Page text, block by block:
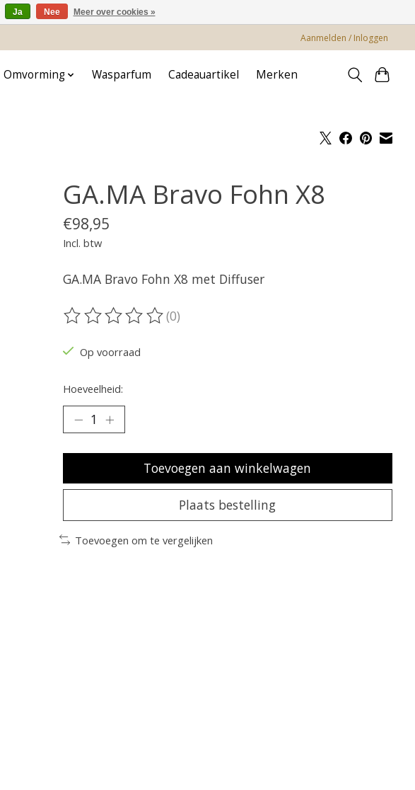
Aanmelden / Inloggen
Omvorming Wasparfum Cadeauartikel Merken
GA.MA Bravo Fohn X8
€98,95
Incl. btw
GA.MA Bravo Fohn X8 met Diffuser
De beoordeling van dit product is
(0)
Op voorraad
Hoeveelheid:
Toevoegen aan winkelwagen
Plaats bestelling
Toevoegen om te vergelijken
Ja Nee Meer over cookies »